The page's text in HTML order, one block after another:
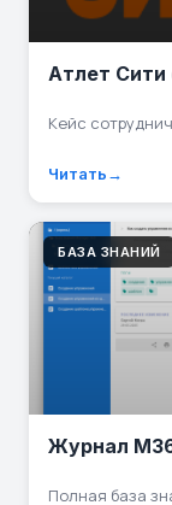
Атлет Сити
Кейс
Читать
БАЗА ЗНАНИЙ
Журнал
Полная база